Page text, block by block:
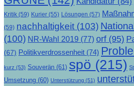
Kritik (59) Kurier (55) Lösungen (57)
(59) nachhaltigkeit (103)
(100) NR-Wahl 2019 (77) orf (95)
(67) Politikverdrossenheit (74)
kurz (53) Souverän (61) spö (215)
Umsetzung (60) Unterstützung (51)